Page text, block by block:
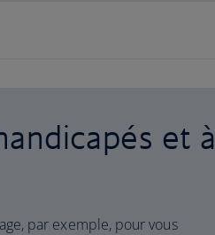
et à
par exemple, pour vous